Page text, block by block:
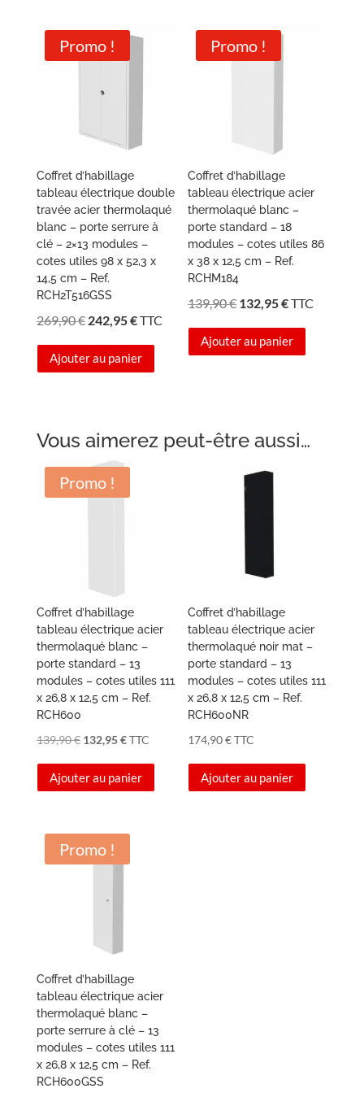
Promo !
Coffret d’habillage
tableau électrique double
travée acier thermolaqué
blanc – porte serrure à
clé – 2×13 modules –
cotes utiles 98 x 52,3 x
14,5 cm – Ref.
RCH2T516GSS
269,90€ Le
initial
242,95€Le
actuel
TTC
Ajouter au panier
Promo !
Coffret d’habillage
tableau électrique acier
thermolaqué blanc –
porte standard – 18
modules – cotes utiles 86
x 38 x 12,5 cm – Ref.
RCHM184
139,90€ Le
initial
132,95€Le
actuel
TTC
Ajouter au panier
Vous aimerez peut-être aussi…
Promo !
Coffret d’habillage
tableau électrique acier
thermolaqué blanc –
porte standard – 13
modules – cotes utiles 111
x 26,8 x 12,5 cm – Ref.
RCH600
139,90€ Le
initial
132,95€Le
actuel
TTC
Ajouter au panier
Coffret d’habillage
tableau électrique acier
thermolaqué noir mat –
porte standard – 13
modules – cotes utiles 111
x 26,8 x 12,5 cm – Ref.
RCH600NR
174,90€TTC
Ajouter au panier
Promo !
Coffret d’habillage
tableau électrique acier
thermolaqué blanc –
porte serrure à clé – 13
modules – cotes utiles 111
x 26,8 x 12,5 cm – Ref.
RCH600GSS